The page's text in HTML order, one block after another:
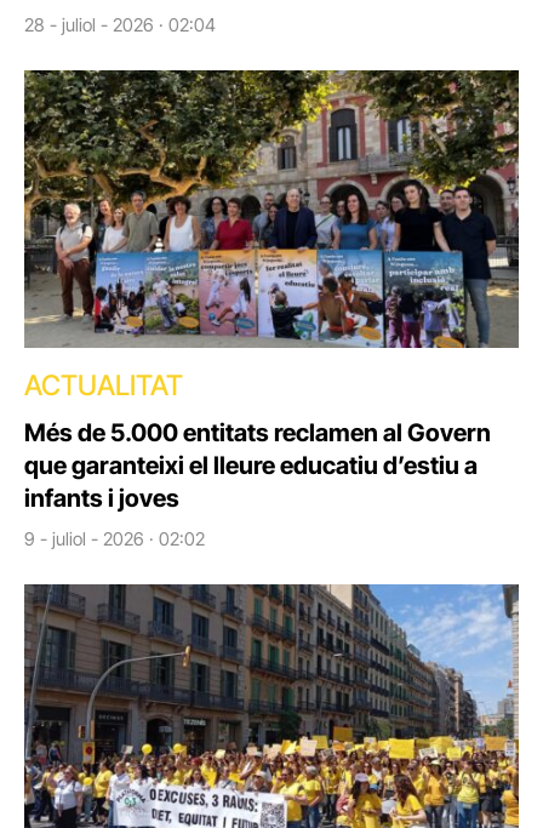
28 - juliol - 2026 · 02:04
ACTUALITAT
Més de 5.000 entitats reclamen al Govern
que garanteixi el lleure educatiu d’estiu a
infants i joves
9 - juliol - 2026 · 02:02